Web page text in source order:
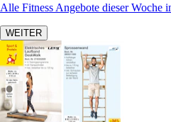
Alle Fitness Angebote dieser Woche
WEITER